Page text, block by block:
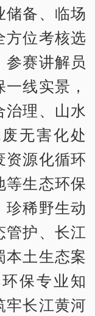
储备、临场
方位考核选
赛讲解员
线实景，
治理、山水
无害化处
资源化循环
等生态环保
稀野生动
管护、长江
本土生态案
保专业知
牢长江黄河